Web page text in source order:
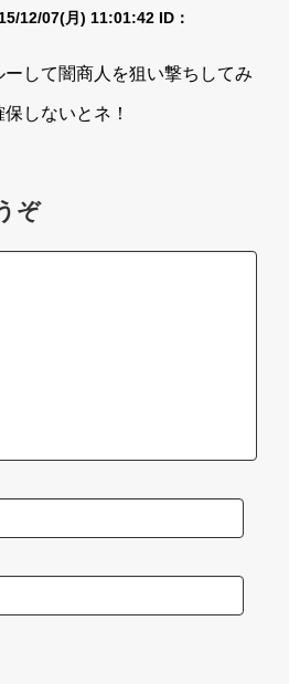
12/07(月) 11:01:42 ID：
して闇商人を狙い撃ちしてみ
しないとネ！
ぞ